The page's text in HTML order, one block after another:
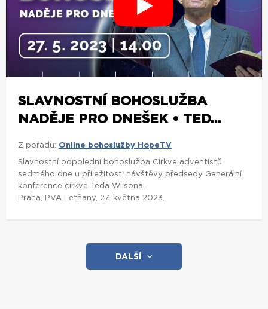
SLAVNOSTNÍ BOHOSLUŽBA
NADĚJE PRO DNEŠEK • TED...
Z pořadu: Online bohoslužby HopeTV
Slavnostní odpolední bohoslužba Církve adventistů
sedmého dne u příležitosti návštěvy předsedy Generální
konference církve Teda Wilsona.
Praha, PVA Letňany, 27. května 2023.
DALŠÍ